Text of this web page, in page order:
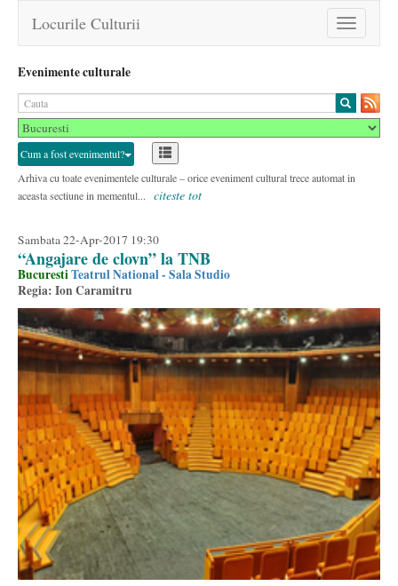
Toggle
navigation
Locurile Culturii
Evenimente culturale
Cum a fost evenimentul?
Arhiva cu toate evenimentele culturale – orice eveniment cultural trece automat in
aceasta sectiune in mementul...
citeste tot
Sambata 22-Apr-2017 19:30
“Angajare de clovn” la TNB
BucurestiTeatrul National - Sala Studio
Regia: Ion Caramitru